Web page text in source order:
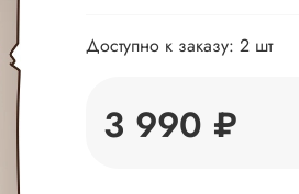
Доступно к заказу: 2 шт
3 990 ₽